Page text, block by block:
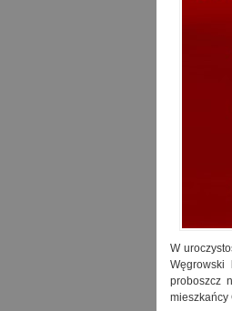
W
Węgrowski
proboszcz
mieszkańcy